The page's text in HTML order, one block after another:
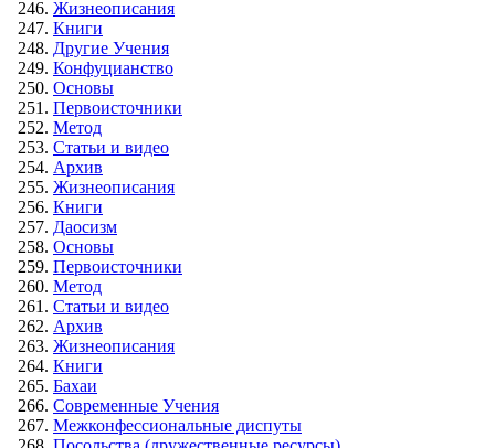
Жизнеописания
Книги
Другие Учения
Конфуцианство
Основы
Первоисточники
Метод
Статьи и видео
Архив
Жизнеописания
Книги
Даосизм
Основы
Первоисточники
Метод
Статьи и видео
Архив
Жизнеописания
Книги
Бахаи
Современные Учения
Межконфессиональные диспуты